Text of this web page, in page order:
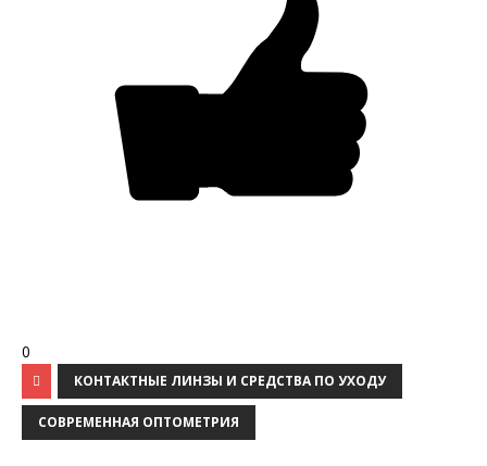
0
КОНТАКТНЫЕ ЛИНЗЫ И СРЕДСТВА ПО УХОДУ
СОВРЕМЕННАЯ ОПТОМЕТРИЯ